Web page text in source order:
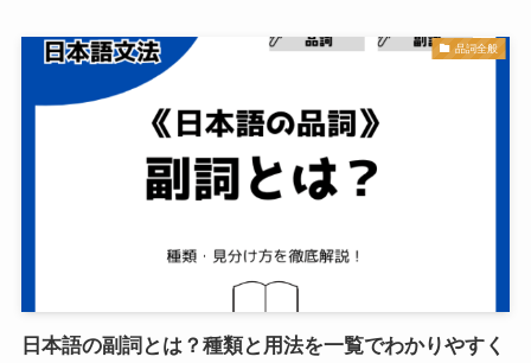
品詞全般
日本語の副詞とは？種類と用法を一覧でわかりやすく